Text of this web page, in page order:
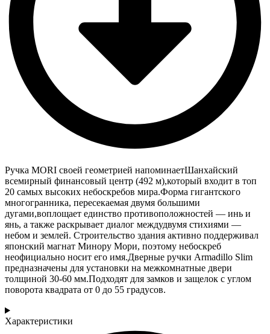
Ручка MORI своей геометрией напоминаетШанхайский
всемирный финансовый центр (492 м),который входит в топ
20 самых высоких небоскребов мира.Форма гигантского
многогранника, пересекаемая двумя большими
дугами,воплощает единство противоположностей — инь и
янь, а также раскрывает диалог междудвумя стихиями —
небом и землей. Строительство здания активно поддерживал
японский магнат Минору Мори, поэтому небоскреб
неофициально носит его имя.Дверные ручки Armadillo Slim
предназначены для установки на межкомнатные двери
толщиной 30-60 мм.Подходят для замков и защелок с углом
поворота квадрата от 0 до 55 градусов.
Характеристики